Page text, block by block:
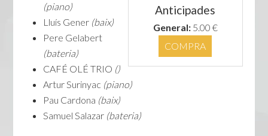
Anticipades
General:5.00 €
COMPRA
(piano)
Lluís Gener (baix)
Pere Gelabert
(bateria)
CAFÉ OLÉ TRIO ()
Artur Surinyac (piano)
Pau Cardona (baix)
Samuel Salazar (bateria)